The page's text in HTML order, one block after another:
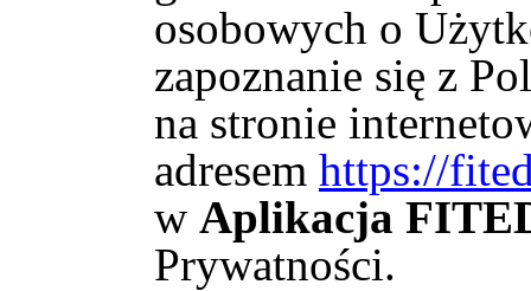
osobowych o
zapoznanie się z
na stronie
adresem https://
w Aplikacja
Prywatności.